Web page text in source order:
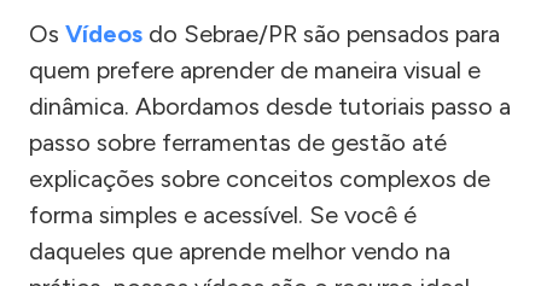
Os Vídeos do Sebrae/PR são pensados para
quem prefere aprender de maneira visual e
dinâmica. Abordamos desde tutoriais passo a
passo sobre ferramentas de gestão até
explicações sobre conceitos complexos de
forma simples e acessível. Se você é
daqueles que aprende melhor vendo na